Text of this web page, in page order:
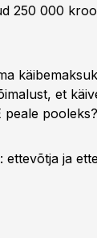
250 000
et
peale pooleks?
ja